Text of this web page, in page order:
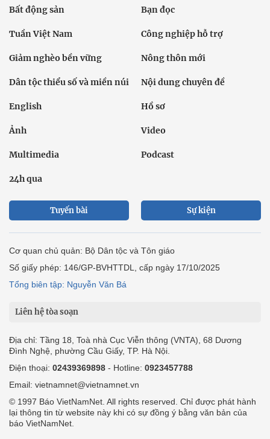
Bất động sản Bạn đọc
Tuần Việt Nam Công nghiệp hỗ trợ
Giảm nghèo bền vững Nông thôn mới
Dân tộc thiểu số và miền núi Nội dung chuyên đề
English Hồ sơ
Ảnh Video
Multimedia Podcast
24h qua
Tuyến bài Sự kiện
Cơ quan chủ quản: Bộ Dân tộc và Tôn giáo
Số giấy phép: 146/GP-BVHTTDL, cấp ngày 17/10/2025
Tổng biên tập: Nguyễn Văn Bá
Liên hệ tòa soạn
Địa chỉ: Tầng 18, Toà nhà Cục Viễn thông (VNTA), 68 Dương
Đình Nghệ, phường Cầu Giấy, TP. Hà Nội.
Điện thoại: 02439369898 - Hotline: 0923457788
Email: vietnamnet@vietnamnet.vn
© 1997 Báo VietNamNet. All rights reserved. Chỉ được phát hành
lại thông tin từ website này khi có sự đồng ý bằng văn bản của
báo VietNamNet.